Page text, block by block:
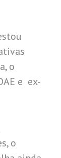
o
e ex-
o